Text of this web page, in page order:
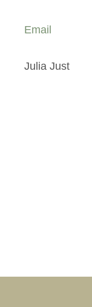
Email
Julia Just